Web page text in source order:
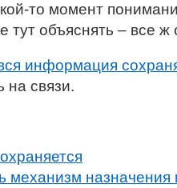
то момент
тут объяснять – все
информация
на связи.
механизм